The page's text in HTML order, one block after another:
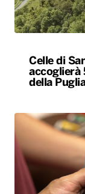
Celle di
accoglierà
della Puglia